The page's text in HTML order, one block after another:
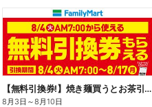
【無料引換券!】焼き麺買うとお茶引換券貰える!
8月3日 ～8月10日